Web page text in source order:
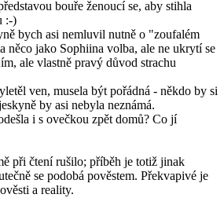
bouře ženoucí se, aby stihla
:-)
bych asi nemluvil nutně o "zoufalém
něco jako Sophiina volba, ale ne ukrytí se
ale vlastně pravý důvod strachu
ven, musela být pořádná - někdo by si
by asi nebyla neznámá.
i s ovečkou zpět domů? Co jí
při čtení rušilo; příběh je totiž jinak
se podobá pověstem. Překvapivé je
a reality.